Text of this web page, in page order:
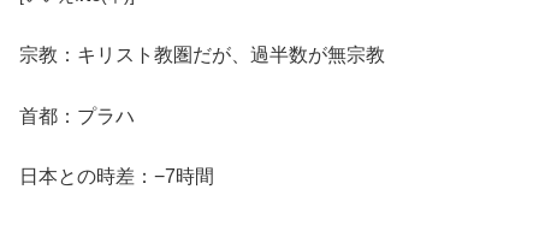
宗教：キリスト教圏だが、過半数が無宗教
首都：プラハ
日本との時差： −7時間